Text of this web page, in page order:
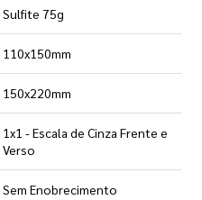
Sulfite 75g
110x150mm
150x220mm
1x1 - Escala de Cinza Frente e
Verso
Sem Enobrecimento